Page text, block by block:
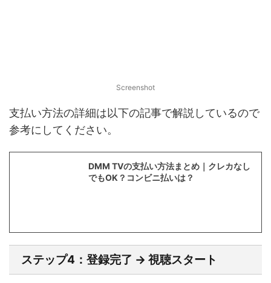
Screenshot
支払い方法の詳細は以下の記事で解説しているので
参考にしてください。
DMM TVの支払い方法まとめ｜クレカなし
でもOK？コンビニ払いは？
ステップ4：登録完了 → 視聴スタート